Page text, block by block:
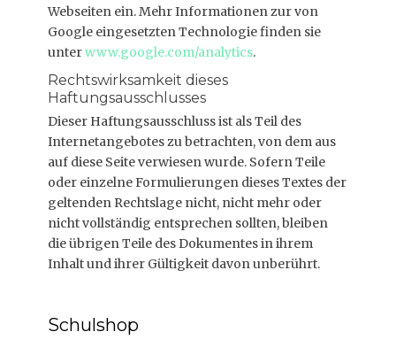
Webseiten ein. Mehr Informationen zur von
Google eingesetzten Technologie finden sie
unterwww.google.com/analytics.
Rechtswirksamkeit dieses
Haftungsausschlusses
Dieser Haftungsausschluss ist als Teil des
Internetangebotes zu betrachten, von dem aus
auf diese Seite verwiesen wurde. Sofern Teile
oder einzelne Formulierungen dieses Textes der
geltenden Rechtslage nicht, nicht mehr oder
nicht vollständig entsprechen sollten, bleiben
die übrigen Teile des Dokumentes in ihrem
Inhalt und ihrer Gültigkeit davon unberührt.
Schulshop